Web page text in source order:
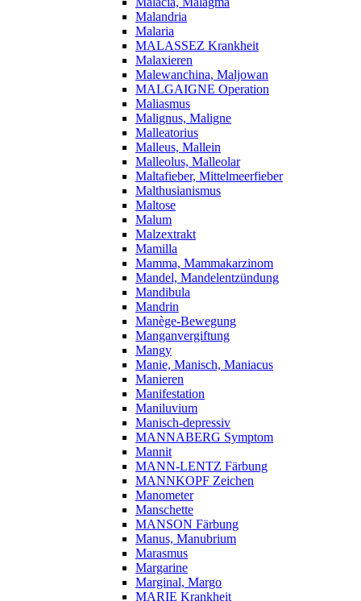
Malandria
Malaria
MALASSEZ Krankheit
Malaxieren
Malewanchina, Maljowan
MALGAIGNE Operation
Maliasmus
Malignus, Maligne
Malleatorius
Malleus, Mallein
Malleolus, Malleolar
Maltafieber, Mittelmeerfieber
Malthusianismus
Maltose
Malum
Malzextrakt
Mamilla
Mamma, Mammakarzinom
Mandel, Mandelentzündung
Mandibula
Mandrin
Manège-Bewegung
Manganvergiftung
Mangy
Manie, Manisch, Maniacus
Manieren
Manifestation
Maniluvium
Manisch-depressiv
MANNABERG Symptom
Mannit
MANN-LENTZ Färbung
MANNKOPF Zeichen
Manometer
Manschette
MANSON Färbung
Manus, Manubrium
Marasmus
Margarine
Marginal, Margo
MARIE Krankheit